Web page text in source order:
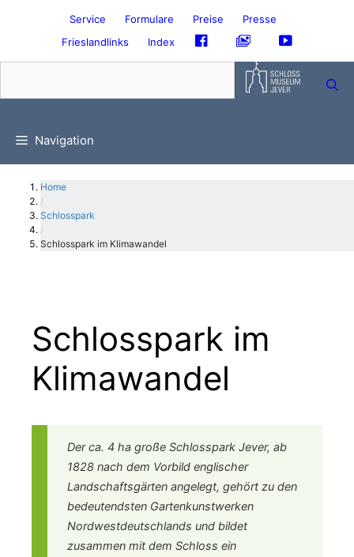
Service Formulare Preise
Presse
Frieslandlinks
Index
Navigation
Home
/
Schlosspark
/
Schlosspark im Klimawandel
Schlosspark im
Klimawandel
Der ca. 4 ha große Schlosspark Jever, ab
1828 nach dem Vorbild englischer
Landschaftsgärten angelegt, gehört zu den
bedeutendsten Gartenkunstwerken
Nordwestdeutschlands und bildet
zusammen mit dem Schloss ein